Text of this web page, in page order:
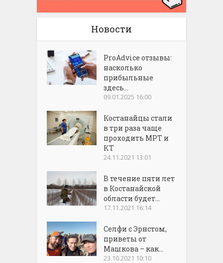
Новости
ProAdvice отзывы:
насколько
прибыльные
здесь...
09.01.2025 16:00
Костанайцы стали
в три раза чаще
проходить МРТ и
КТ
24.11.2021 13:01
В течение пяти лет
в Костанайской
области будет...
17.11.2021 16:14
Селфи с Эрнстом,
приветы от
Машкова – как...
23.10.2021 10:10